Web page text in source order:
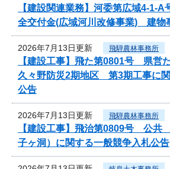
【建設関連業務】河委第広域4-1-
全交付金(広域河川改修事業) 建物
2026年7月13日更新 飛騨農林事務所
【建設工事】飛た第0801号 県営
久々野防災2期地区 第3期工事に
公告
2026年7月13日更新 飛騨農林事務所
【建設工事】飛治第0809号 公共
子ヶ洞）に関する一般競争入札公告